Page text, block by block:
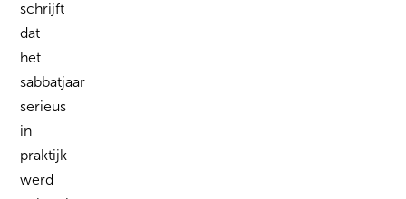
schrijft
dat
het
sabbatjaar
serieus
in
praktijk
werd